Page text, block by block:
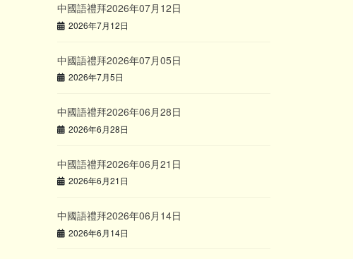
中國語禮拜2026年07月12日
2026年7月12日
中國語禮拜2026年07月05日
2026年7月5日
中國語禮拜2026年06月28日
2026年6月28日
中國語禮拜2026年06月21日
2026年6月21日
中國語禮拜2026年06月14日
2026年6月14日